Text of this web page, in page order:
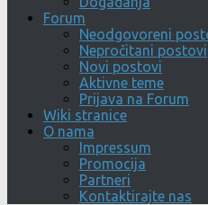
Forum
Neodgovoreni
Nepročitani postovi
Novi postovi
Aktivne teme
Prijava na Forum
Wiki stranice
O nama
Impressum
Promocija
Partneri
Kontaktirajte nas